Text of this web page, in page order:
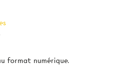
format numérique.